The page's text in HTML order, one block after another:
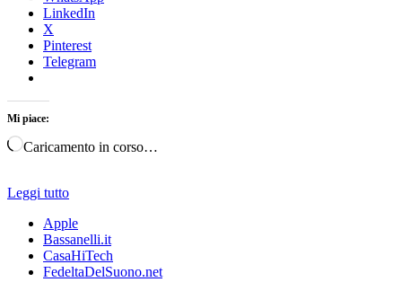
LinkedIn
X
Pinterest
Telegram
Mi piace:
Caricamento in corso…
Leggi tutto
Apple
Bassanelli.it
CasaHiTech
FedeltaDelSuono.net